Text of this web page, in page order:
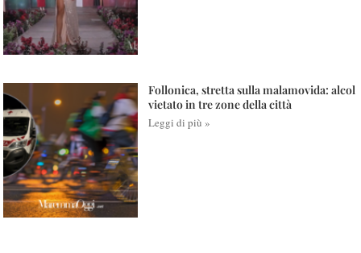
Follonica, stretta sulla malamovida: alcol
vietato in tre zone della città
Leggi di più »